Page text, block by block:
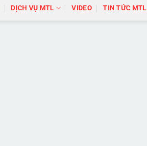
DỊCH VỤ MTL VIDEO TIN TỨC MTL